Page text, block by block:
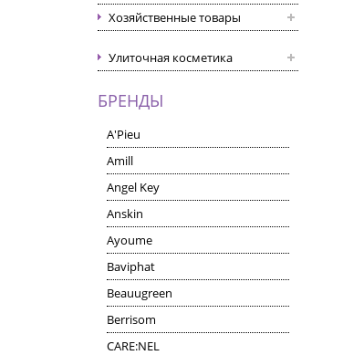
Хозяйственные товары
Улиточная косметика
БРЕНДЫ
A'Pieu
Amill
Angel Key
Anskin
Ayoume
Baviphat
Beauugreen
Berrisom
CARE:NEL